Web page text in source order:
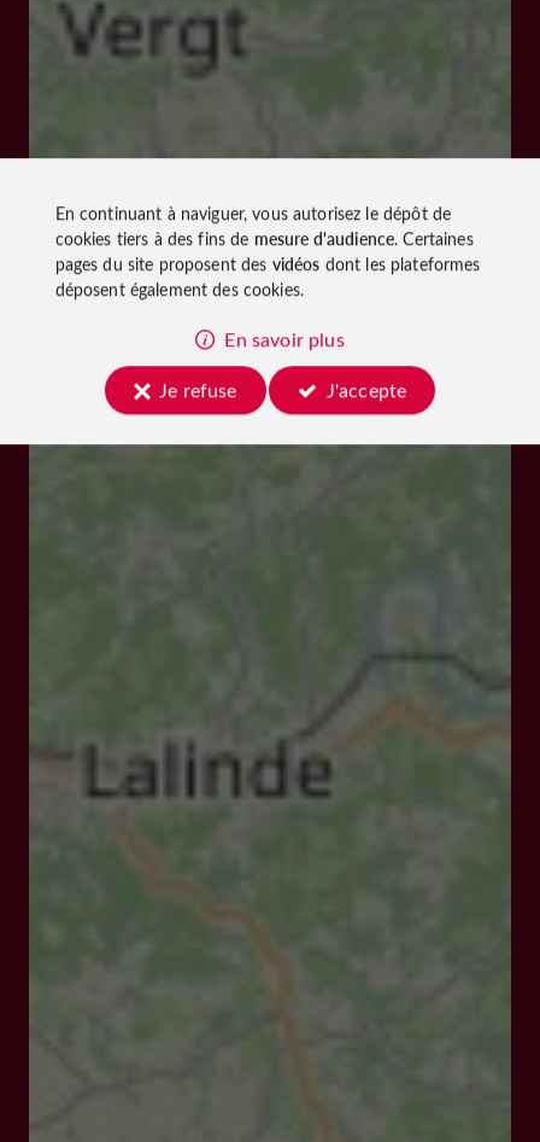
En continuant à naviguer, vous autorisez le dépôt de
cookies tiers à des fins de mesure d'audience. Certaines
pages du site proposent des vidéos dont les plateformes
déposent également des cookies.
En savoir plus
Je refuse
J'accepte